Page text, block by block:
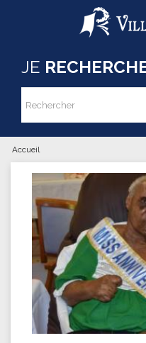
Aller au contenu principal
JE
Formulaire
Rechercher
Vous êtes ici
Accueil